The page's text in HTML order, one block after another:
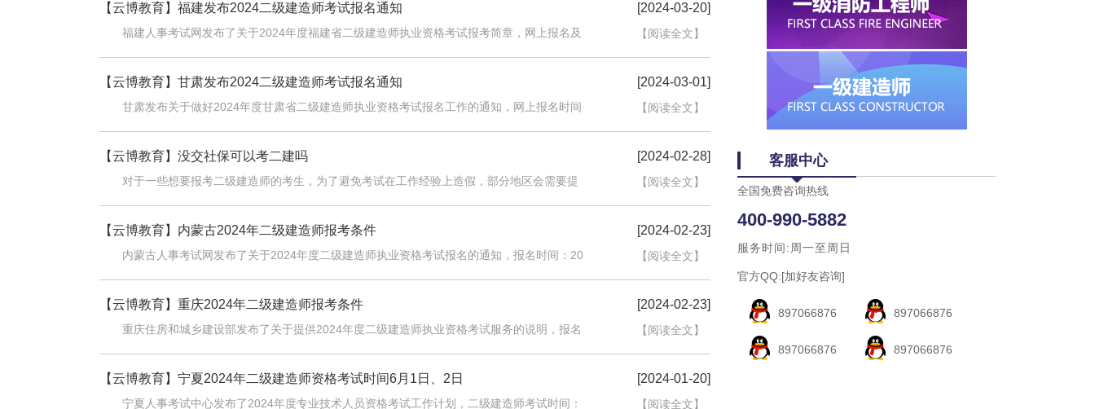
[2024-03-20]
【云博教育】 福建发布2024二级建造师考试报名通知
福建人事考试网发布了关于2024年度福建省二级建造师执业资格考试报考简章，网上报名及 【阅读全文】
[2024-03-01]
【云博教育】 甘肃发布2024二级建造师考试报名通知
甘肃发布关于做好2024年度甘肃省二级建造师执业资格考试报名工作的通知，网上报名时间 【阅读全文】
[2024-02-28]
【云博教育】 没交社保可以考二建吗
对于一些想要报考二级建造师的考生，为了避免考试在工作经验上造假，部分地区会需要提 【阅读全文】
[2024-02-23]
【云博教育】 内蒙古2024年二级建造师报考条件
内蒙古人事考试网发布了关于2024年度二级建造师执业资格考试报名的通知，报名时间：20 【阅读全文】
[2024-02-23]
【云博教育】 重庆2024年二级建造师报考条件
重庆住房和城乡建设部发布了关于提供2024年度二级建造师执业资格考试服务的说明，报名 【阅读全文】
[2024-01-20]
【云博教育】 宁夏2024年二级建造师资格考试时间6月1日、2日
宁夏人事考试中心发布了2024年度专业技术人员资格考试工作计划，二级建造师考试时间： 【阅读全文】
客服中心
全国免费咨询热线
400-990-5882
服务时间:周一至周日
官方QQ:[加好友咨询]
897066876 897066876
897066876 897066876